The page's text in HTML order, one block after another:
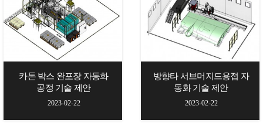
카톤 박스 완포장 자동화
공정 기술 제안
2023-02-22
방향타 서브머지드용접 자
동화 기술 제안
2023-02-22